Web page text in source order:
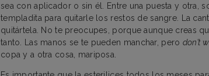
sea con aplicador o sin él. Entre una puesta y otra,
templadita para quitarle los restos de sangre. La
quitártela. No te preocupes, porque aunque creas
tanto. Las manos se te pueden manchar, pero don’t
copa y a otra cosa, mariposa.